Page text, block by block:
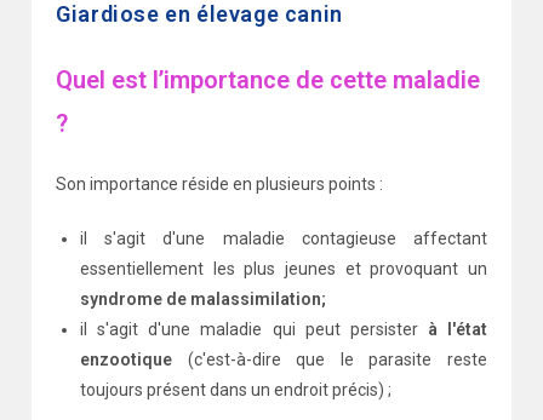
Giardiose en élevage canin
Quel est l’importance de cette maladie
?
Son importance réside en plusieurs points :
il s'agit d'une maladie contagieuse affectant
essentiellement les plus jeunes et provoquant un
syndrome de malassimilation;
il s'agit d'une maladie qui peut persisterà l'état
enzootique (c'est-à-dire que le parasite reste
toujours présent dans un endroit précis) ;